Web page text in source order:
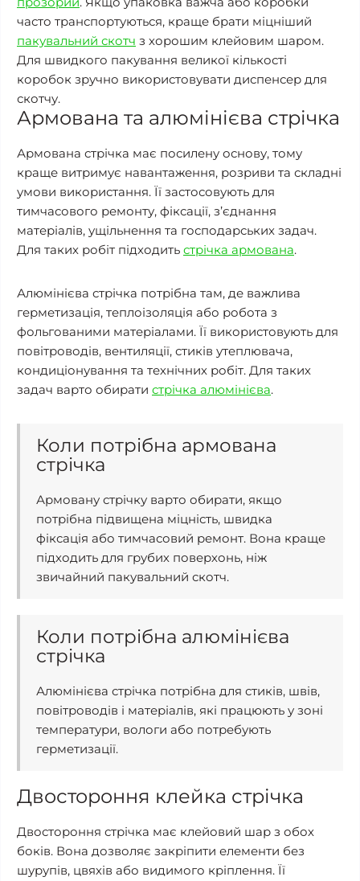
часто транспортуються, краще брати міцніший
пакувальний скотч з хорошим клейовим шаром.
Для швидкого пакування великої кількості
коробок зручно використовувати диспенсер для
скотчу.
Армована та алюмінієва стрічка
Армована стрічка має посилену основу, тому
краще витримує навантаження, розриви та складні
умови використання. Її застосовують для
тимчасового ремонту, фіксації, з’єднання
матеріалів, ущільнення та господарських задач.
Для таких робіт підходить стрічка армована.
Алюмінієва стрічка потрібна там, де важлива
герметизація, теплоізоляція або робота з
фольгованими матеріалами. Її використовують для
повітроводів, вентиляції, стиків утеплювача,
кондиціонування та технічних робіт. Для таких
задач варто обирати стрічка алюмінієва.
Коли потрібна армована
стрічка
Армовану стрічку варто обирати, якщо
потрібна підвищена міцність, швидка
фіксація або тимчасовий ремонт. Вона краще
підходить для грубих поверхонь, ніж
звичайний пакувальний скотч.
Коли потрібна алюмінієва
стрічка
Алюмінієва стрічка потрібна для стиків, швів,
повітроводів і матеріалів, які працюють у зоні
температури, вологи або потребують
герметизації.
Двостороння клейка стрічка
Двостороння стрічка має клейовий шар з обох
боків. Вона дозволяє закріпити елементи без
шурупів, цвяхів або видимого кріплення. Її